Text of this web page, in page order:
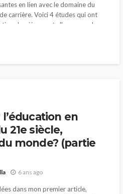
en lien avec le domaine du
carrière. Voici 4 études qui ont
dernièrement. Il manque de
en
21e siècle,
monde? (partie
6 ans ago
dans mon premier article,